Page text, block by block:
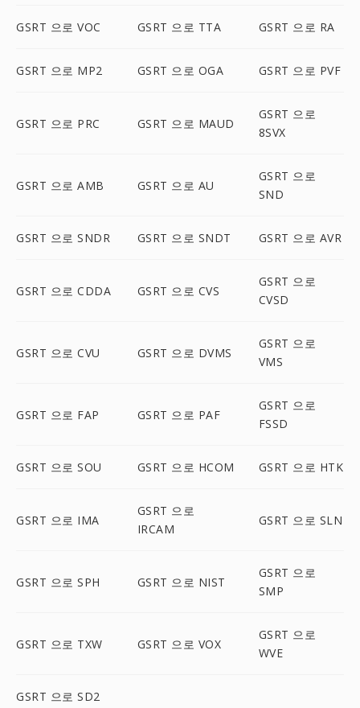
GSRT 으로 VOC GSRT 으로 TTA GSRT 으로 RA
GSRT 으로 MP2 GSRT 으로 OGA GSRT 으로 PVF
GSRT 으로 PRC GSRT 으로 MAUD
GSRT 으로
8SVX
GSRT 으로 AMB GSRT 으로 AU
GSRT 으로
SND
GSRT 으로 SNDR GSRT 으로 SNDT GSRT 으로 AVR
GSRT 으로 CDDA GSRT 으로 CVS
GSRT 으로
CVSD
GSRT 으로 CVU GSRT 으로 DVMS
GSRT 으로
VMS
GSRT 으로 FAP GSRT 으로 PAF
GSRT 으로
FSSD
GSRT 으로 SOU GSRT 으로 HCOM GSRT 으로 HTK
GSRT 으로 IMA
GSRT 으로
IRCAM
GSRT 으로 SLN
GSRT 으로 SPH GSRT 으로 NIST
GSRT 으로
SMP
GSRT 으로 TXW GSRT 으로 VOX
GSRT 으로
WVE
GSRT 으로 SD2